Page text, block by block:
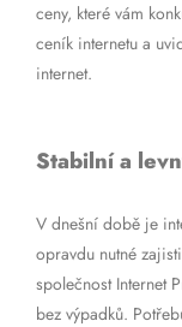
ceny, které vám
ceník internetu a
internet.
Stabilní a
V dnešní době je
opravdu nutné
společnost Internet
bez výpadků.